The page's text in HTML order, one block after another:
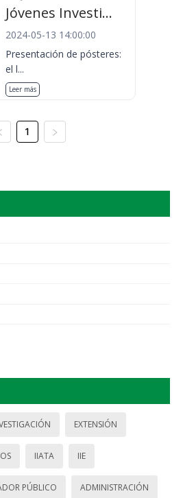
Jóvenes Investi...
2024-05-13 14:00:00
Presentación de pósteres:
el l...
Leer más
1
EXTENSIÓN
IIATA IIE
PÚBLICO ADMINISTRACIÓN